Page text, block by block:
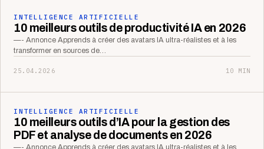
INTELLIGENCE ARTIFICIELLE
10 meilleurs outils de productivité IA en 2026
—- Annonce Apprends à créer des avatars IA ultra-réalistes et à les
transformer en sources de…
25.04.2026 10 MIN
INTELLIGENCE ARTIFICIELLE
10 meilleurs outils d’IA pour la gestion des
PDF et analyse de documents en 2026
—- Annonce Apprends à créer des avatars IA ultra-réalistes et à les